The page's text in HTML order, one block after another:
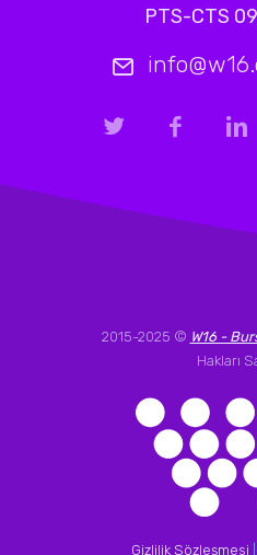
PTS-CTS
2015-2025 © W16 -
Hakları
Gizlilik Sözleşmesi